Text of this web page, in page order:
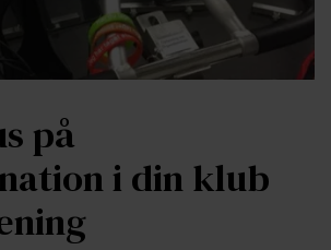
på
i din klub